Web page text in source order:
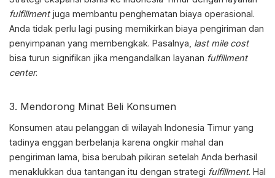
fulfillment juga membantu penghematan biaya operasional.
Anda tidak perlu lagi pusing memikirkan biaya pengiriman dan
penyimpanan yang membengkak. Pasalnya, last mile cost
bisa turun signifikan jika mengandalkan layanan fulfillment
center.
3. Mendorong Minat Beli Konsumen
Konsumen atau pelanggan di wilayah Indonesia Timur yang
tadinya enggan berbelanja karena ongkir mahal dan
pengiriman lama, bisa berubah pikiran setelah Anda berhasil
menaklukkan dua tantangan itu dengan strategi fulfillment. Hal